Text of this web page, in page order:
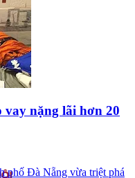
nặng lãi hơn 20
phố Đà Nẵng vừa triệt phá